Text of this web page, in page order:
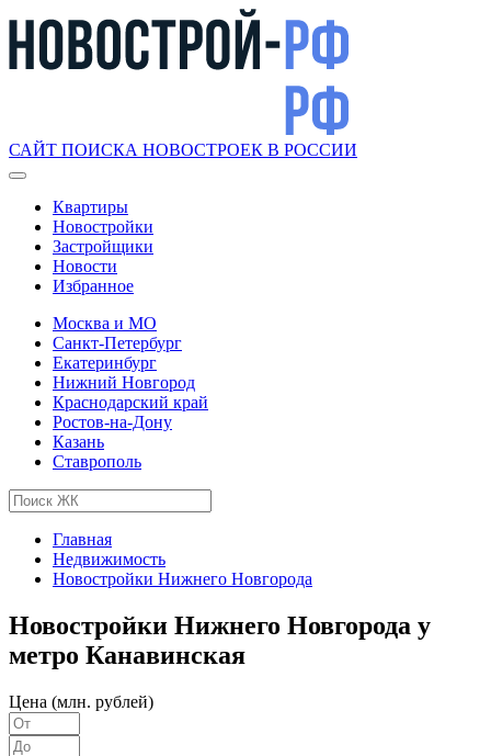
САЙТ ПОИСКА НОВОСТРОЕК В РОССИИ
Квартиры
Новостройки
Застройщики
Новости
Избранное
Москва и МО
Санкт-Петербург
Екатеринбург
Нижний Новгород
Краснодарский край
Ростов-на-Дону
Казань
Ставрополь
Главная
Недвижимость
Новостройки Нижнего Новгорода
Новостройки Нижнего Новгорода у
метро Канавинская
Цена (млн. рублей)